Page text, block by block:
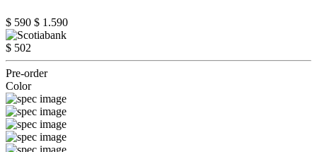
$ 590 $ 1.590
$ 502
Pre-order
Color